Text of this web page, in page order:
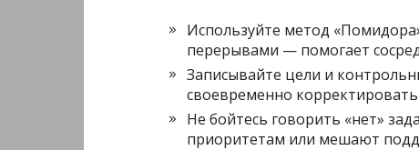
Используйте метод
перерывами — помогает
Записывайте цели и
своевременно
Не бойтесь говорить «нет»
приоритетам или мешают